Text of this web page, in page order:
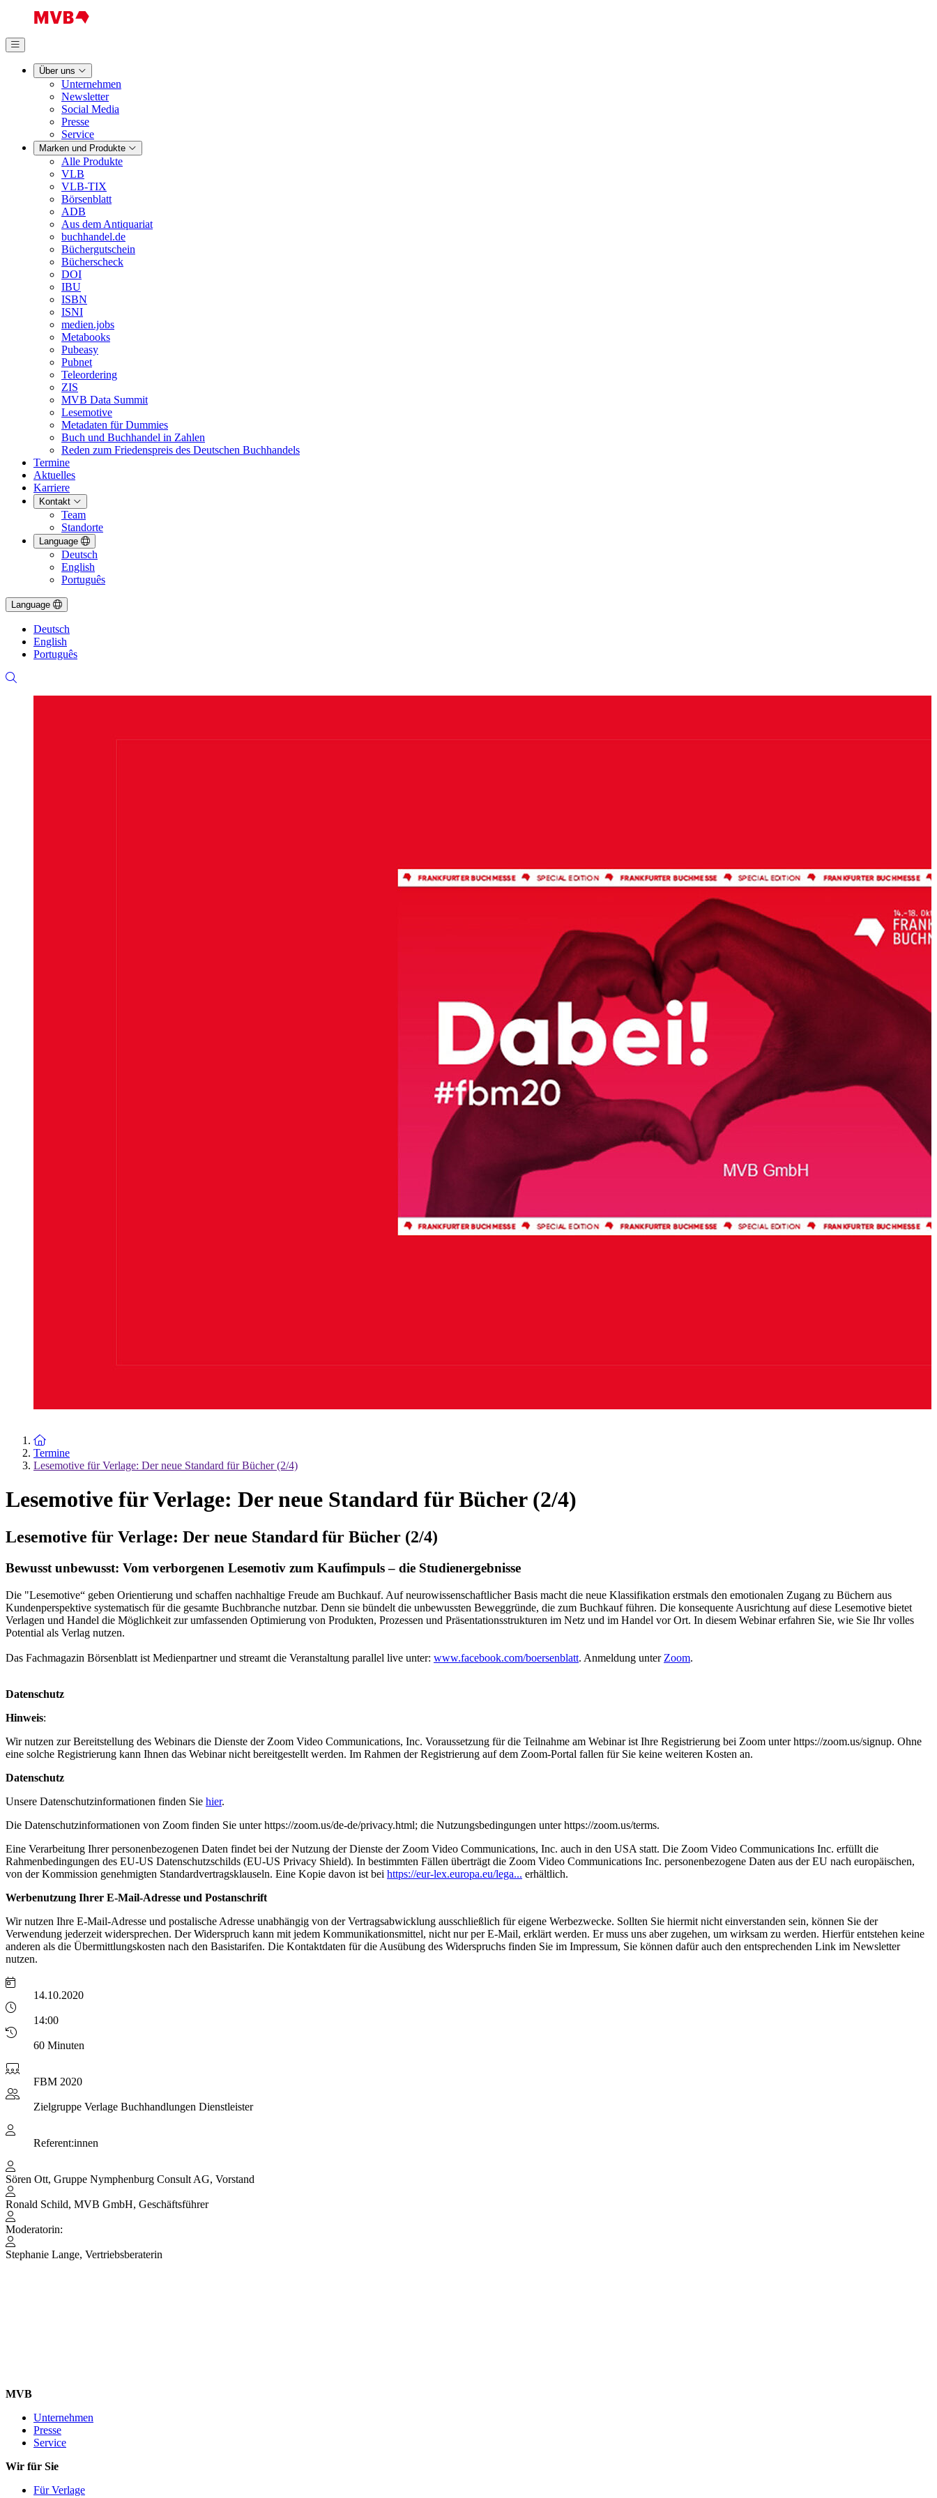
Über uns
Unternehmen
Newsletter
Social Media
Presse
Service
Marken und Produkte
Alle Produkte
VLB
VLB-TIX
Börsenblatt
ADB
Aus dem Antiquariat
buchhandel.de
Büchergutschein
Bücherscheck
DOI
IBU
ISBN
ISNI
medien.jobs
Metabooks
Pubeasy
Pubnet
Teleordering
ZIS
MVB Data Summit
Lesemotive
Metadaten für Dummies
Buch und Buchhandel in Zahlen
Reden zum Friedenspreis des Deutschen Buchhandels
Termine
Aktuelles
Karriere
Kontakt
Team
Standorte
Language
Deutsch
English
Português
Language
Deutsch
English
Português
Zur Startseite
Termine
Lesemotive für Verlage: Der neue Standard für Bücher (2/4)
Lesemotive für Verlage: Der neue Standard für Bücher (2/4)
Lesemotive für Verlage: Der neue Standard für Bücher (2/4)
Bewusst unbewusst: Vom verborgenen Lesemotiv zum Kaufimpuls – die Studienergebnisse
Die "Lesemotive“ geben Orientierung und schaffen nachhaltige Freude am Buchkauf. Auf neurowissenschaftlicher Basis macht die neue Klassifikation erstmals den emotionalen Zugang zu Büchern aus
Kundenperspektive systematisch für die gesamte Buchbranche nutzbar. Denn sie bündelt die unbewussten Beweggründe, die zum Buchkauf führen. Die konsequente Ausrichtung auf diese Lesemotive bietet
Verlagen und Handel die Möglichkeit zur umfassenden Optimierung von Produkten, Prozessen und Präsentationsstrukturen im Netz und im Handel vor Ort. In diesem Webinar erfahren Sie, wie Sie Ihr volles
Potential als Verlag nutzen.
Das Fachmagazin Börsenblatt ist Medienpartner und streamt die Veranstaltung parallel live unter: www.facebook.com/boersenblatt. Anmeldung unter Zoom.
Datenschutz
Hinweis:
Wir nutzen zur Bereitstellung des Webinars die Dienste der Zoom Video Communications, Inc. Voraussetzung für die Teilnahme am Webinar ist Ihre Registrierung bei Zoom unter https://zoom.us/signup. Ohne
eine solche Registrierung kann Ihnen das Webinar nicht bereitgestellt werden. Im Rahmen der Registrierung auf dem Zoom-Portal fallen für Sie keine weiteren Kosten an.
Datenschutz
Unsere Datenschutzinformationen finden Sie hier.
Die Datenschutzinformationen von Zoom finden Sie unter https://zoom.us/de-de/privacy.html; die Nutzungsbedingungen unter https://zoom.us/terms.
Eine Verarbeitung Ihrer personenbezogenen Daten findet bei der Nutzung der Dienste der Zoom Video Communications, Inc. auch in den USA statt. Die Zoom Video Communications Inc. erfüllt die
Rahmenbedingungen des EU-US Datenschutzschilds (EU-US Privacy Shield). In bestimmten Fällen überträgt die Zoom Video Communications Inc. personenbezogene Daten aus der EU nach europäischen,
von der Kommission genehmigten Standardvertragsklauseln. Eine Kopie davon ist bei https://eur-lex.europa.eu/lega... erhältlich.
Werbenutzung Ihrer E-Mail-Adresse und Postanschrift
Wir nutzen Ihre E-Mail-Adresse und postalische Adresse unabhängig von der Vertragsabwicklung ausschließlich für eigene Werbezwecke. Sollten Sie hiermit nicht einverstanden sein, können Sie der
Verwendung jederzeit widersprechen. Der Widerspruch kann mit jedem Kommunikationsmittel, nicht nur per E-Mail, erklärt werden. Er muss uns aber zugehen, um wirksam zu werden. Hierfür entstehen keine
anderen als die Übermittlungskosten nach den Basistarifen. Die Kontaktdaten für die Ausübung des Widerspruchs finden Sie im Impressum, Sie können dafür auch den entsprechenden Link im Newsletter
nutzen.
14.10.2020
14:00
60 Minuten
FBM 2020
Zielgruppe Verlage Buchhandlungen Dienstleister
Referent:innen
Sören Ott, Gruppe Nymphenburg Consult AG, Vorstand
Ronald Schild, MVB GmbH, Geschäftsführer
Moderatorin:
Stephanie Lange, Vertriebsberaterin
MVB
Unternehmen
Presse
Service
Wir für Sie
Für Verlage